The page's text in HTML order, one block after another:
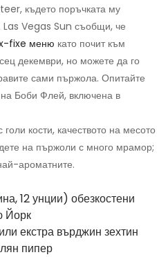
където поръчката му
Vegas Sun съобщи, че
fixe меню като почит към
декември, но можете да го
сами пържола. Опитайте
на Боби Флей, включена в
голи кости, качеството на месото
на пържоли с много мрамор;
ароматните.
12 унции) обезкостени
Йорк
екстра върджин зехтин
пипер